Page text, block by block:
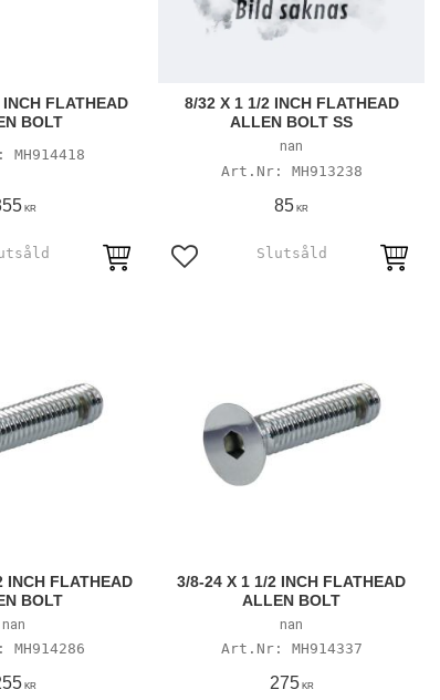
FLATHEAD
BOLT
MH914418
KR
8/32 X 1 1/2 INCH FLATHEAD
ALLEN BOLT SS
nan
MH913238
85 KR
Lägg till i favoriter
INCH FLATHEAD
BOLT
nan
MH914286
KR
3/8-24 X 1 1/2 INCH FLATHEAD
ALLEN BOLT
nan
MH914337
275KR